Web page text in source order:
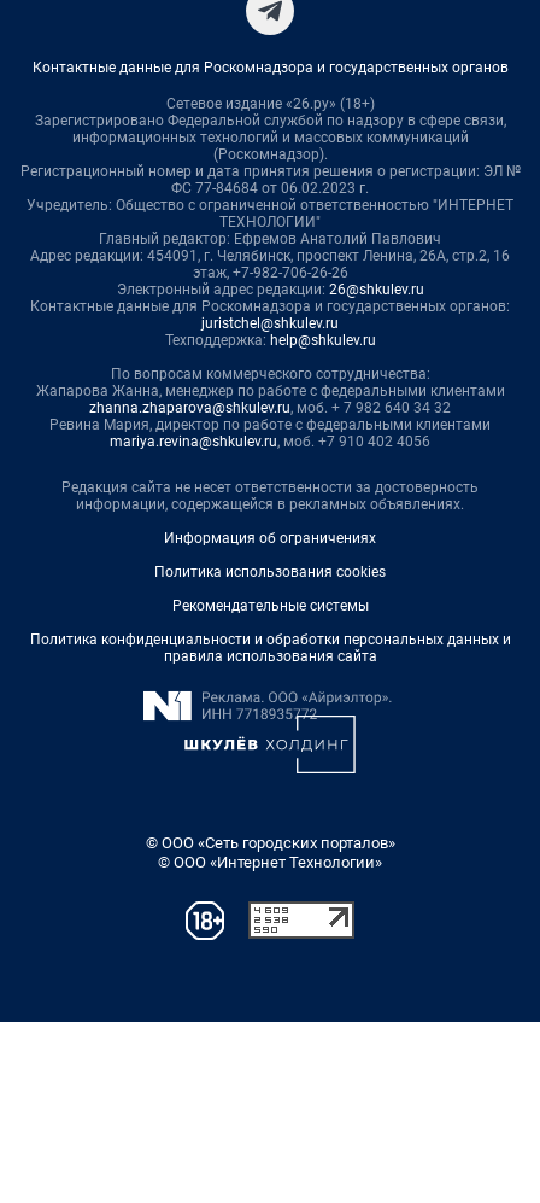
Контактные данные для Роскомнадзора и государственных органов
Сетевое издание «26.ру» (18+)
Зарегистрировано Федеральной службой по надзору в сфере связи,
информационных технологий и массовых коммуникаций
(Роскомнадзор).
Регистрационный номер и дата принятия решения о регистрации: ЭЛ №
ФС 77-84684 от 06.02.2023 г.
Учредитель: Общество с ограниченной ответственностью "ИНТЕРНЕТ
ТЕХНОЛОГИИ"
Главный редактор: Ефремов Анатолий Павлович
Адрес редакции: 454091, г. Челябинск, проспект Ленина, 26А, стр.2, 16
этаж, +7-982-706-26-26
Электронный адрес редакции: 26@shkulev.ru
Контактные данные для Роскомнадзора и государственных органов:
juristchel@shkulev.ru
Техподдержка: help@shkulev.ru
По вопросам коммерческого сотрудничества:
Жапарова Жанна, менеджер по работе с федеральными клиентами
zhanna.zhaparova@shkulev.ru, моб. + 7 982 640 34 32
Ревина Мария, директор по работе с федеральными клиентами
mariya.revina@shkulev.ru, моб. +7 910 402 4056
Редакция сайта не несет ответственности за достоверность
информации, содержащейся в рекламных объявлениях.
Информация об ограничениях
Политика использования cookies
Рекомендательные системы
Политика конфиденциальности и обработки персональных данных и
правила использования сайта
© ООО «Сеть городских порталов»
© ООО «Интернет Технологии»